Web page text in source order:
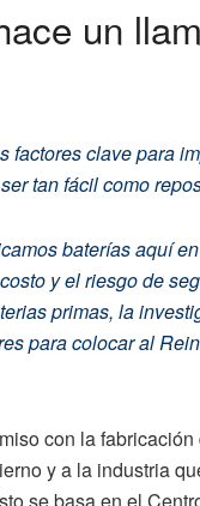
un
factores clave para
tan fácil como
baterías aquí
y el riesgo de
primas, la
para colocar al
con la
y a la industria
se basa en el